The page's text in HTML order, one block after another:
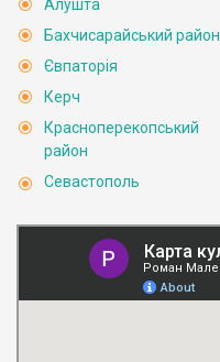
Алушта
Бахчисарайський район
Євпаторія
Керч
Красноперекопський
район
Севастополь